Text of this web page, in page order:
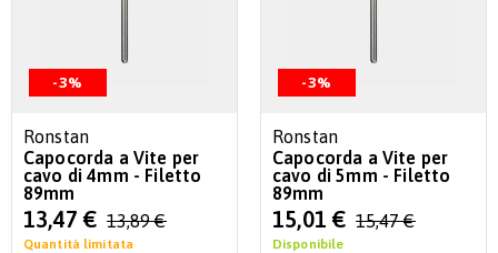
-3%
Ronstan
Capocorda a Vite per
cavo di 4mm - Filetto
89mm
Special
Price
13,47 € 13,89 €
Quantità limitata
-3%
Ronstan
Capocorda a Vite per
cavo di 5mm - Filetto
89mm
Special
Price
15,01 € 15,47 €
Disponibile